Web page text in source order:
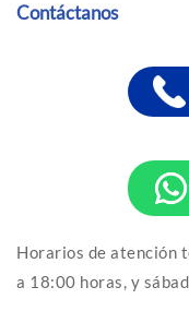
Contáctanos
Horarios de atención
a 18:00 horas, y